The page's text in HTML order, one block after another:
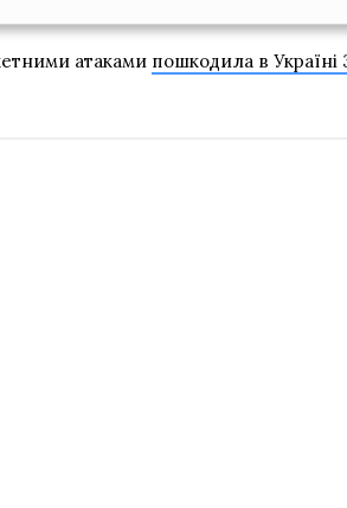
атаками пошкодила в Україні